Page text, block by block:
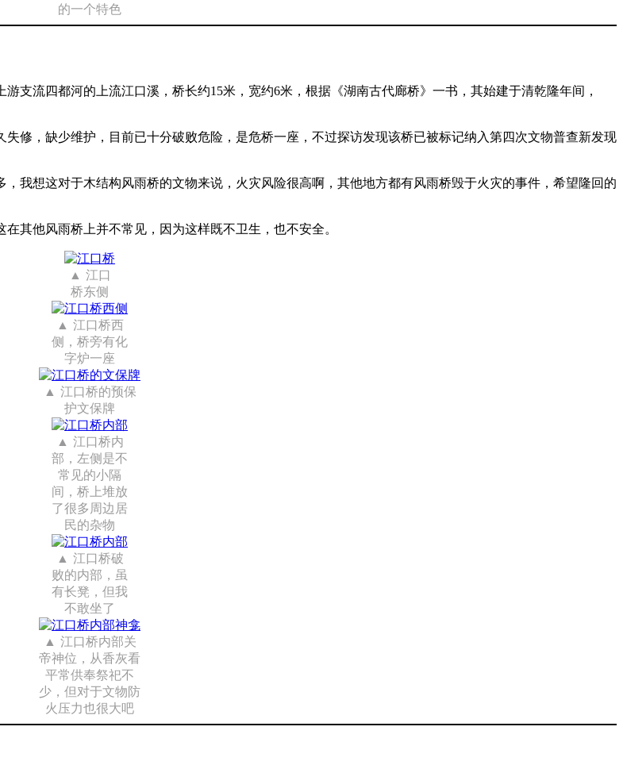
的一个特色
支流四都河的上流江口溪，桥长约15米，宽约6米，根据《湖南古代廊桥》一书，其始建于清乾隆年间，
修，缺少维护，目前已十分破败危险，是危桥一座，不过探访发现该桥已被标记纳入第四次文物普查新发现
我想这对于木结构风雨桥的文物来说，火灾风险很高啊，其他地方都有风雨桥毁于火灾的事件，希望隆回的
其他风雨桥上并不常见，因为这样既不卫生，也不安全。
江口
桥东侧
江口桥西
侧，桥旁有化
字炉一座
江口桥的预保
护文保牌
江口桥内
部，左侧是不
常见的小隔
间，桥上堆放
了很多周边居
民的杂物
江口桥破
败的内部，虽
有长凳，但我
不敢坐了
江口桥内部关
帝神位，从香灰看
平常供奉祭祀不
少，但对于文物防
火压力也很大吧